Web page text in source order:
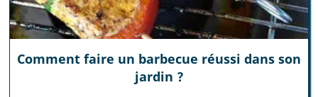
Comment faire un barbecue réussi dans son
jardin ?